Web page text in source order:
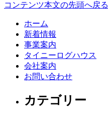
コンテンツ本文の先頭へ戻る
ホーム
新着情報
事業案内
タイニーログハウス
会社案内
お問い合わせ
カテゴリー